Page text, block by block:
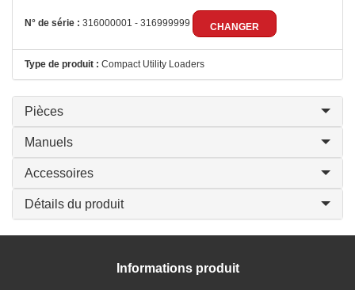
N° de série : 316000001 - 316999999 CHANGER
Type de produit : Compact Utility Loaders
Pièces
Manuels
Accessoires
Détails du produit
Informations produit